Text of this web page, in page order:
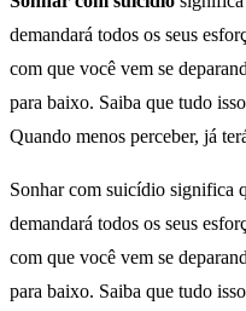
demandará todos os seus
com que você vem se
para baixo. Saiba que tudo
Quando menos perceber, já
Sonhar com suicídio significa
demandará todos os seus
com que você vem se
para baixo. Saiba que tudo